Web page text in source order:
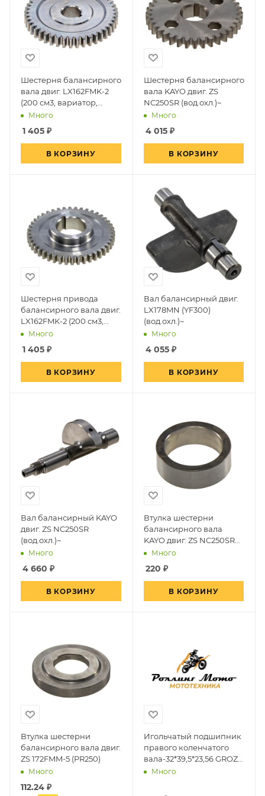
Шестерня балансирного
вала двиг. LX162FMK-2
(200 см3, вариатор,
задн.ход)~
Много
1 405 ₽
В КОРЗИНУ
Шестерня балансирного
вала KAYO двиг. ZS
NC250SR (вод.охл.)~
Много
4 015₽
В КОРЗИНУ
Шестерня привода
балансирного вала двиг.
LX162FMK-2 (200 см3,
вариатор, задн.ход)~
Много
1 405 ₽
В КОРЗИНУ
Вал балансирный двиг.
LX178MN (YF300)
(вод.охл.)~
Много
4 055₽
В КОРЗИНУ
Вал балансирный KAYO
двиг. ZS NC250SR
(вод.охл.)~
Много
4 660 ₽
В КОРЗИНУ
Втулка шестерни
балансирного вала
KAYO двиг. ZS NC250SR
(вод.охл.)~
Много
220 ₽
В КОРЗИНУ
Втулка шестерни
балансирного вала двиг.
ZS 172FMM-5 (PR250)
Много
112.24 ₽
Игольчатый подшипник
правого коленчатого
вала-32*39,5*23,56 GROZA
V1200
Много